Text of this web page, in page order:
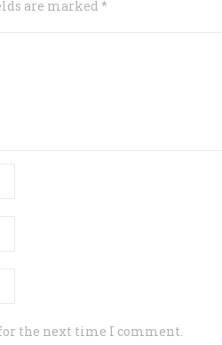
are marked *
the next time I comment.